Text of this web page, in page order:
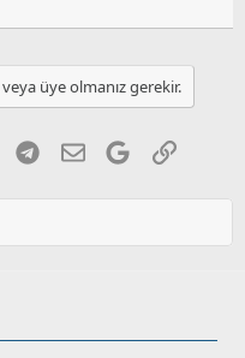
üye olmanız gerekir.
WhatsApp
Telegram
E-postaGoogleLink